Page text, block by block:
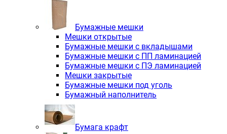
Бумажные мешки
Мешки открытые
Бумажные мешки с вкладышами
Бумажные мешки с ПП ламинацией
Бумажные мешки с ПЭ ламинацией
Мешки закрытые
Бумажные мешки под уголь
Бумажный наполнитель
Бумага крафт